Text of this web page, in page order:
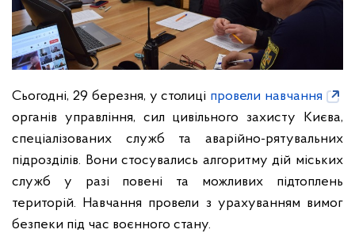
Сьогодні, 29 березня, у столиці провели навчання
органів управління, сил цивільного захисту Києва,
спеціалізованих служб та аварійно-рятувальних
підрозділів. Вони стосувались алгоритму дій міських
служб у разі повені та можливих підтоплень
територій. Навчання провели з урахуванням вимог
безпеки під час воєнного стану.